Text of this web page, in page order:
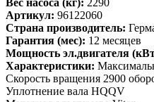
Артикул: 96122060
Страна производитель:
Гарантия (мес): 12 месяцев
Мощность эл.двигателя
Характеристики:
Скорость вращения 2900
Уплотнение вала HQQV